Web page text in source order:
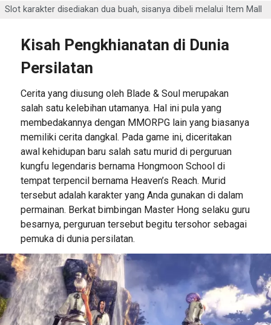
Slot karakter disediakan dua buah, sisanya dibeli melalui Item Mall
Kisah Pengkhianatan di Dunia
Persilatan
Cerita yang diusung oleh Blade & Soul merupakan
salah satu kelebihan utamanya. Hal ini pula yang
membedakannya dengan MMORPG lain yang biasanya
memiliki cerita dangkal. Pada game ini, diceritakan
awal kehidupan baru salah satu murid di perguruan
kungfu legendaris bernama Hongmoon School di
tempat terpencil bernama Heaven’s Reach. Murid
tersebut adalah karakter yang Anda gunakan di dalam
permainan. Berkat bimbingan Master Hong selaku guru
besarnya, perguruan tersebut begitu tersohor sebagai
pemuka di dunia persilatan.